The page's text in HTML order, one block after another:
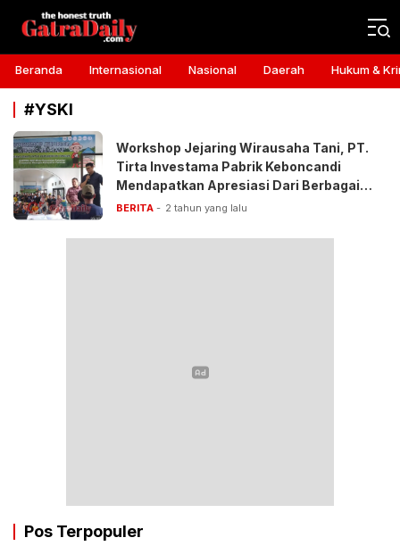
Gatra Daily
the honest truth
Beranda Internasional Nasional Daerah Hukum &
#YSKI
Workshop Jejaring Wirausaha Tani, PT.
Tirta Investama Pabrik Keboncandi
Mendapatkan Apresiasi Dari Berbagai
Pihak
BERITA 2 tahun yang lalu
Pos Terpopuler